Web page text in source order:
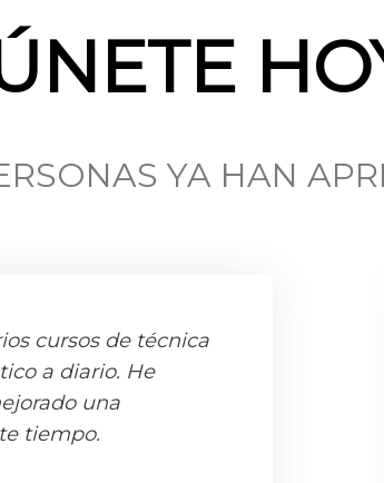
YA HAN
cursos de técnica
a diario. He
una
tiempo.